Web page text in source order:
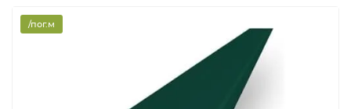
/пог.м